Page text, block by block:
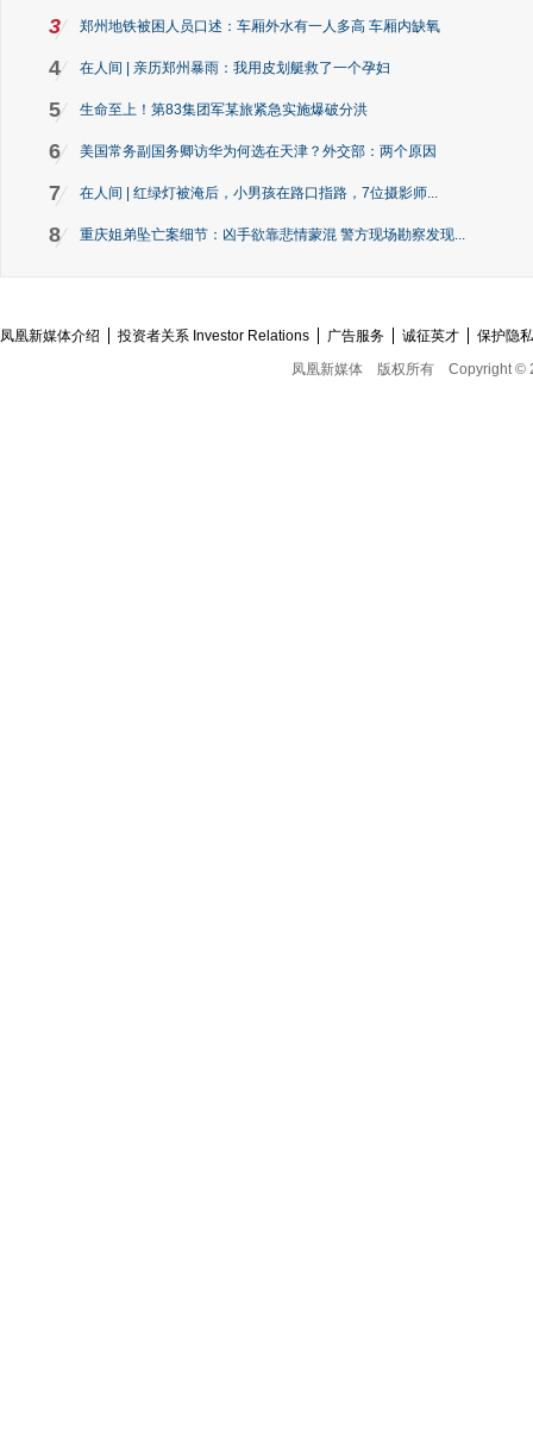
3 郑州地铁被困人员口述：车厢外水有一人多高 车厢内缺氧
4 在人间 | 亲历郑州暴雨：我用皮划艇救了一个孕妇
5 生命至上！第83集团军某旅紧急实施爆破分洪
6 美国常务副国务卿访华为何选在天津？外交部：两个原因
7 在人间 | 红绿灯被淹后，小男孩在路口指路，7位摄影师...
8 重庆姐弟坠亡案细节：凶手欲靠悲情蒙混 警方现场勘察发现...
凤凰新媒体介绍 投资者关系 Investor Relations 广告服务 诚征英才
保护隐
凤凰新媒体
版权所有 Copyright ©